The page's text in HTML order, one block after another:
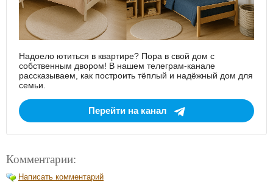
Надоело ютиться в квартире? Пора в свой дом с
собственным двором! В нашем телеграм-канале
рассказываем, как построить тёплый и надёжный дом для
семьи.
Перейти на канал
Комментарии:
Написать комментарий